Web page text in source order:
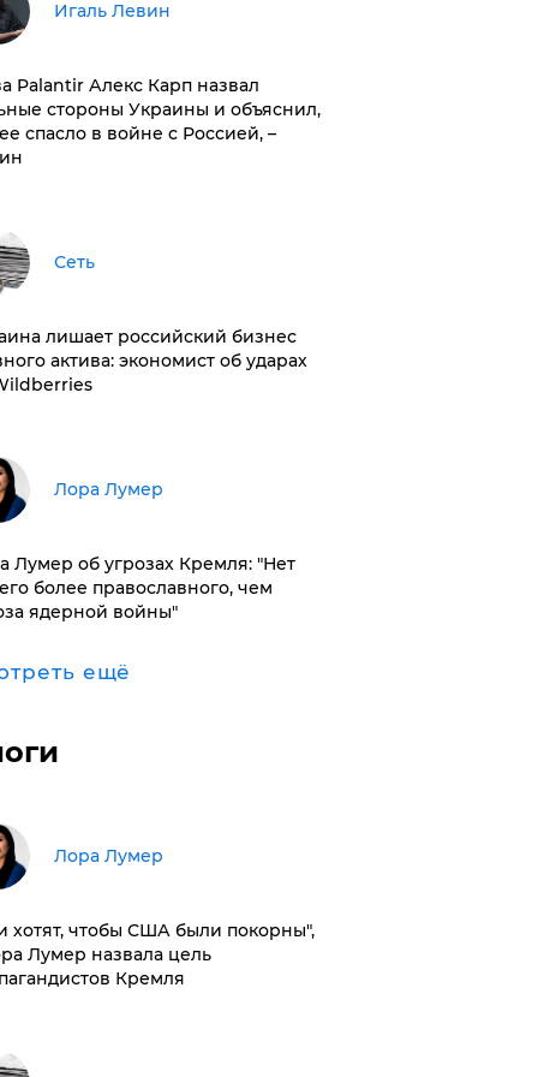
Игаль Левин
Palantir Алекс Карп назвал
стороны Украины и объяснил,
спасло в войне с Россией, –
Сеть
лишает российский бизнес
актива: экономист об ударах
​Лора Лумер
Лумер об угрозах Кремля: "Нет
более православного, чем
ядерной войны"
ещё
​Лора Лумер
хотят, чтобы США были покорны",
Лумер назвала цель
Кремля